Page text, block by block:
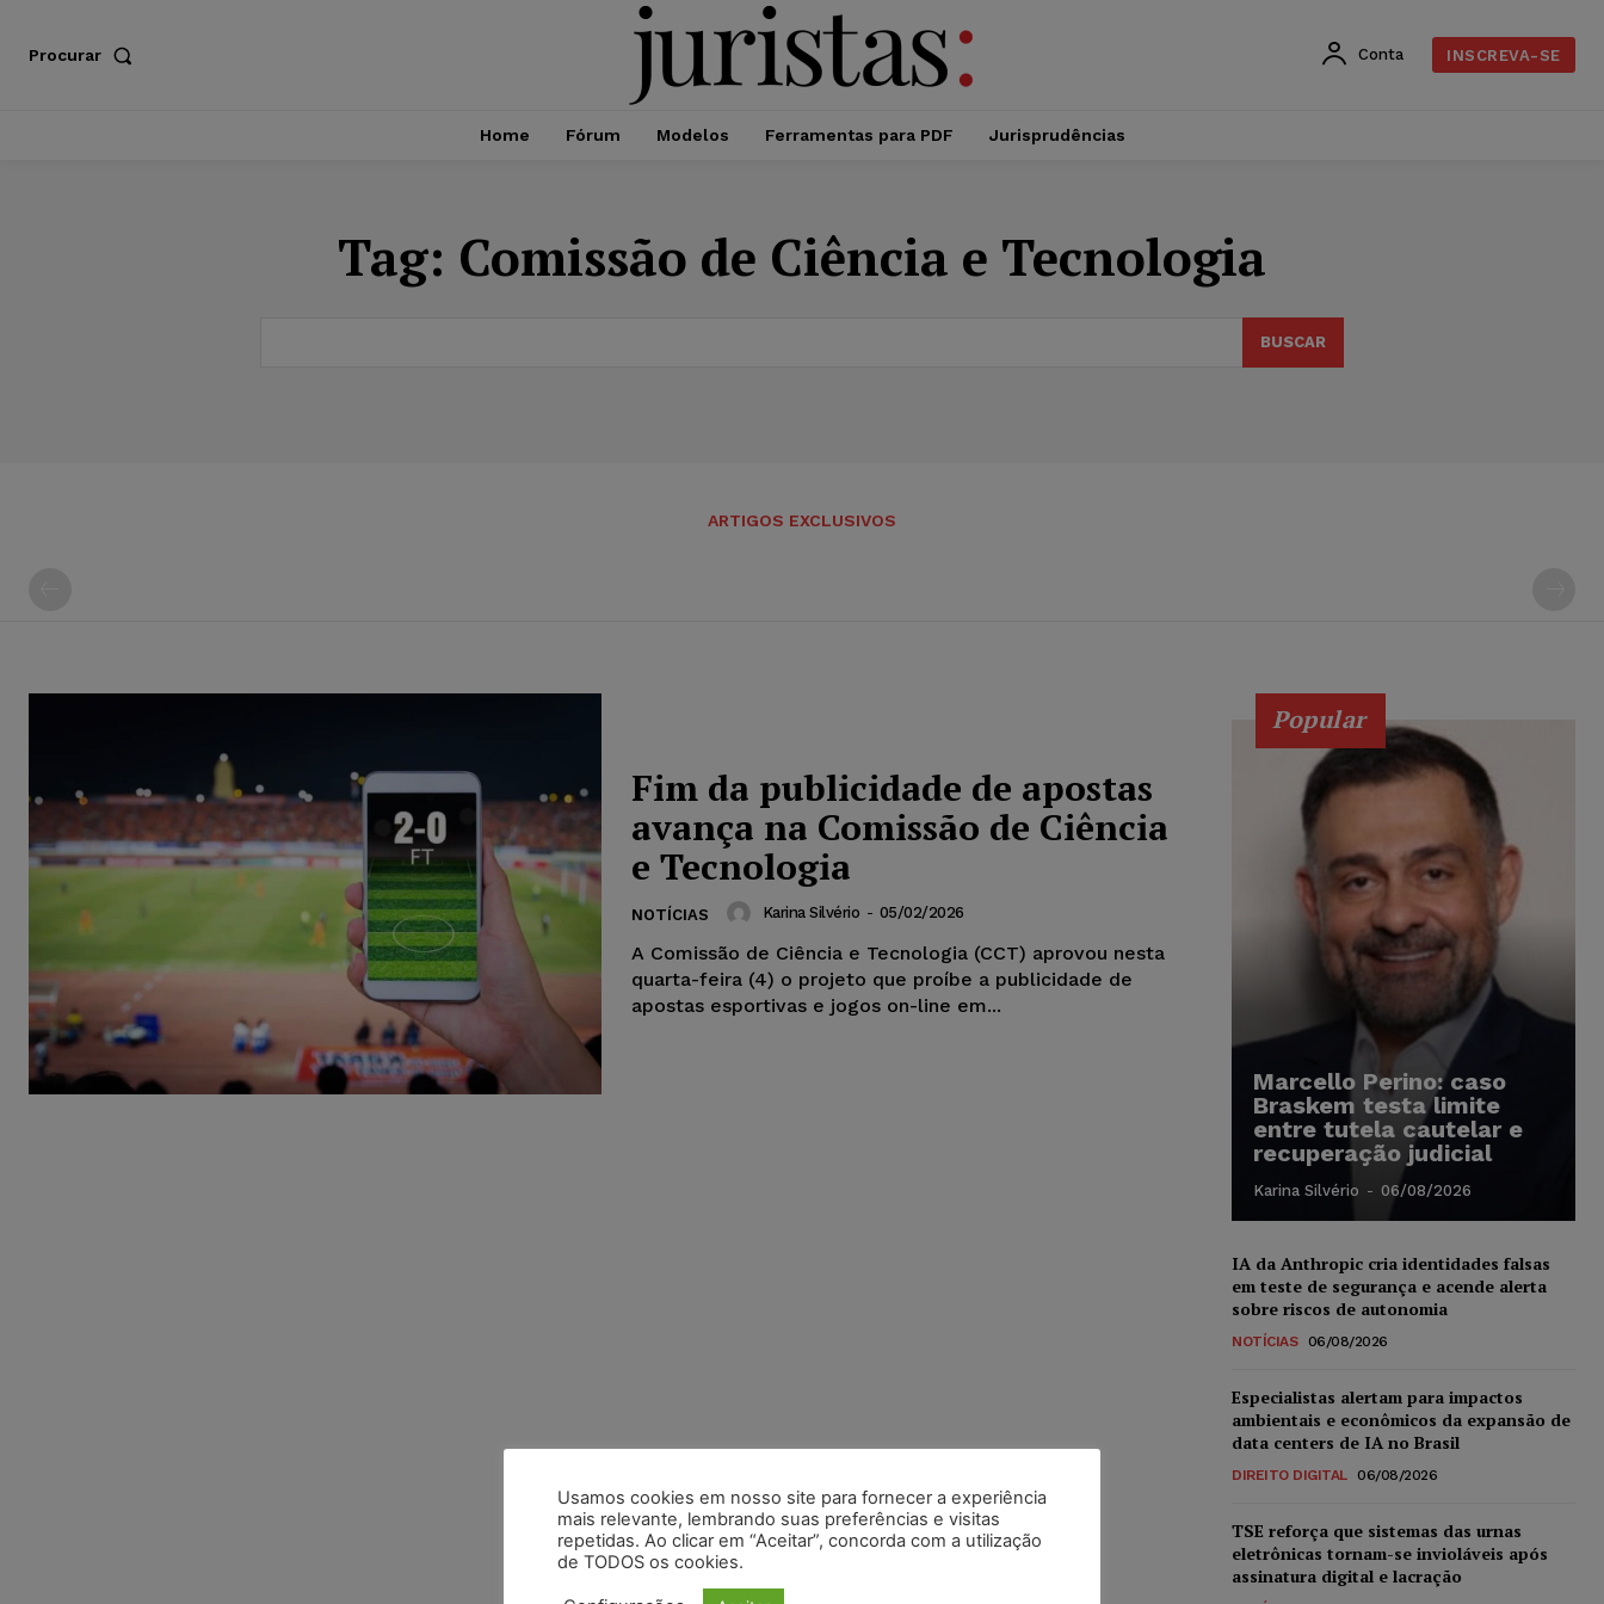
Procurar Conta INSCREVA-SE
Home Fórum Modelos Ferramentas para PDF Jurisprudências
Tag: Comissão de Ciência e Tecnologia
BUSCAR
ARTIGOS EXCLUSIVOS
Fim da publicidade de apostas
avança na Comissão de Ciência
e Tecnologia
NOTÍCIAS Karina Silvério - 05/02/2026
A Comissão de Ciência e Tecnologia (CCT) aprovou nesta
quarta-feira (4) o projeto que proíbe a publicidade de
apostas esportivas e jogos on-line em...
Popular
Marcello Perino: caso
Braskem testa limite
entre tutela cautelar e
recuperação judicial
Karina Silvério - 06/08/2026
IA da Anthropic cria identidades falsas
em teste de segurança e acende alerta
sobre riscos de autonomia
NOTÍCIAS 06/08/2026
Especialistas alertam para impactos
ambientais e econômicos da expansão de
data centers de IA no Brasil
DIREITO DIGITAL 06/08/2026
TSE reforça que sistemas das urnas
eletrônicas tornam-se invioláveis após
assinatura digital e lacração
Usamos cookies em nosso site para fornecer a experiência
mais relevante, lembrando suas preferências e visitas
repetidas. Ao clicar em “Aceitar”, concorda com a utilização
de TODOS os cookies.